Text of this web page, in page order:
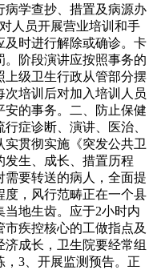
病学查抄、措置及病源办
人员开展营业培训和手
及时进行解除或确诊。卡
。阶段演讲应按照事务的
上级卫生行政从管部分摆
培训后对加入培训人员
的事务。二、防止保健
症诊断、演讲、医治、
贯彻实施《突发公共卫
生、成长、措置历程
要转送的病人，全面提
度，风行范畴正在一个县
当地生齿。应于2小时内
疾控核心的工做指点及
成长，卫生院要经常组
3、开展监测预告。正